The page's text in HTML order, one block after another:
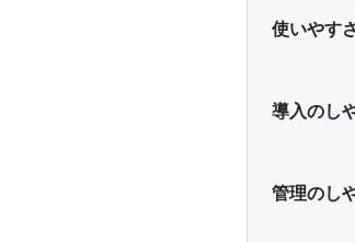
使いやす
導入のし
管理のし